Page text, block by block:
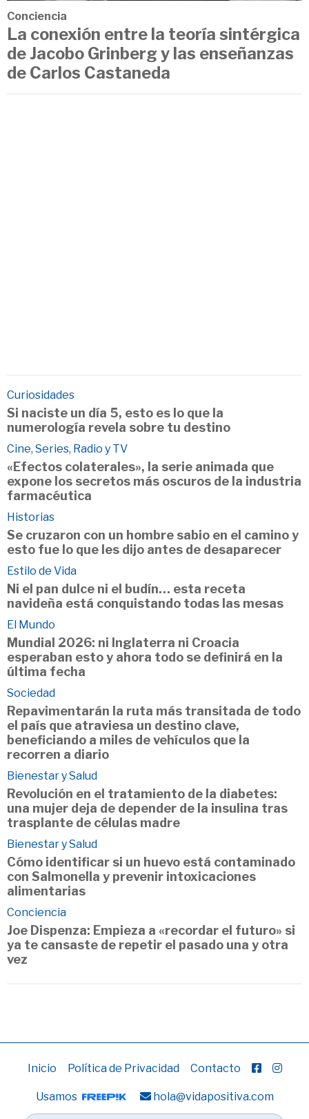
Conciencia
La conexión entre la teoría sintérgica
de Jacobo Grinberg y las enseñanzas
de Carlos Castaneda
Curiosidades
Si naciste un día 5, esto es lo que la
numerología revela sobre tu destino
Cine, Series, Radio y TV
«Efectos colaterales», la serie animada que
expone los secretos más oscuros de la industria
farmacéutica
Historias
Se cruzaron con un hombre sabio en el camino y
esto fue lo que les dijo antes de desaparecer
Estilo de Vida
Ni el pan dulce ni el budín… esta receta
navideña está conquistando todas las mesas
El Mundo
Mundial 2026: ni Inglaterra ni Croacia
esperaban esto y ahora todo se definirá en la
última fecha
Sociedad
Repavimentarán la ruta más transitada de todo
el país que atraviesa un destino clave,
beneficiando a miles de vehículos que la
recorren a diario
Bienestar y Salud
Revolución en el tratamiento de la diabetes:
una mujer deja de depender de la insulina tras
trasplante de células madre
Bienestar y Salud
Cómo identificar si un huevo está contaminado
con Salmonella y prevenir intoxicaciones
alimentarias
Conciencia
Joe Dispenza: Empieza a «recordar el futuro» si
ya te cansaste de repetir el pasado una y otra
vez
Inicio Política de Privacidad Contacto
Usamos hola@vidapositiva.com